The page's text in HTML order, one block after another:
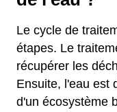
Le cycle de
étapes. Le
récupérer les
Ensuite, l'eau est
d'un écosystème